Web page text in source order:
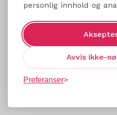
personlig innhold og
Avvis ikke-
Preferanser